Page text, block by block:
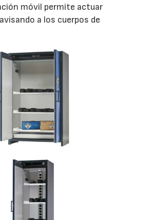
móvil permite actuar
a los cuerpos de